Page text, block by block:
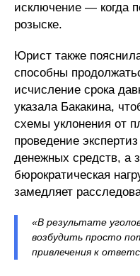
исключение — когда
розыске.
Юрист также
способны
исчисление срока
указала Бакакина,
схемы уклонения от
проведение
денежных средств, а
бюрократическая
замедляет
«В результате
возбудить просто
привлечения к